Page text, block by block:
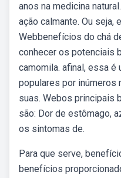
anos na medicina
ação calmante. Ou seja,
Webbenefícios do chá
conhecer os potenciais
camomila. afinal, essa
populares por inúmeros
suas. Webos principais
são: Dor de estômago,
os sintomas de.
Para que serve,
benefícios